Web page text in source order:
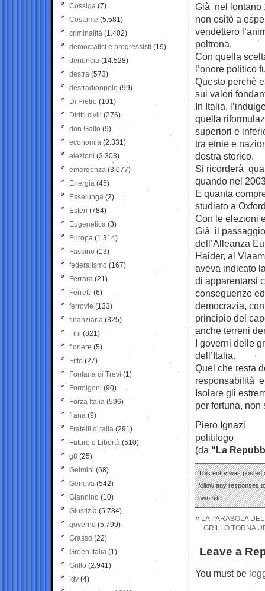
Già nel lontano
non esitò a
vendettero
poltrona.
Con quella
l’onore politico
Questo perchè
sui valori
In Italia,
quella
superiori e
tra etnie e
destra storico.
Si ricorderà
quando nel
E quanta
studiato a
Con le elezioni
Già il
dell’Alleanza
Haider, al
aveva indicato
di apparentarsi
conseguenze
democrazia,
principio del
anche terreni
I governi delle
dell’Italia.
Quel che resta
responsabilità
Isolare gli
per fortuna,
Piero Ignazi
politilogo
(da “La
This entry was posted
follow any responses
own site.
« LA PARABOLA
GRILLO TORNA
Leave a
You must be
Cossiga (7)
Costume (5.581)
criminalità (1.402)
democratici e progressisti (19)
denuncia (14.528)
destra (573)
destradipopolo (99)
Di Pietro (101)
Diritti civili (276)
don Gallo (9)
economia (2.331)
elezioni (3.303)
emergenza (3.077)
Energia (45)
Esselunga (2)
Esteri (784)
Eugenetica (3)
Europa (1.314)
Fassino (13)
federalismo (167)
Ferrara (21)
Ferretti (6)
ferrovie (133)
finanziaria (325)
Fini (821)
fioriere (5)
Fitto (27)
Fontana di Trevi (1)
Formigoni (90)
Forza Italia (596)
frana (9)
Fratelli d'Italia (291)
Futuro e Libertà (510)
g8 (25)
Gelmini (68)
Genova (542)
Giannino (10)
Giustizia (5.784)
governo (5.799)
Grasso (22)
Green Italia (1)
Grillo (2.941)
Idv (4)